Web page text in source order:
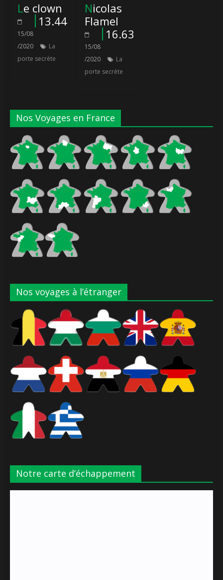
Le clown
13.44
15/08
/2020
La
porte secrète
Nicolas
Flamel
16.63
15/08
/2020
La
porte secrète
Nos Voyages en France
Nos voyages à l’étranger
Notre carte d’échappement